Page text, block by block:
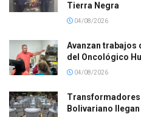
Tierra Negra
04/08/2026
Avanzan trabajos
del Oncológico
04/08/2026
Bolivariano